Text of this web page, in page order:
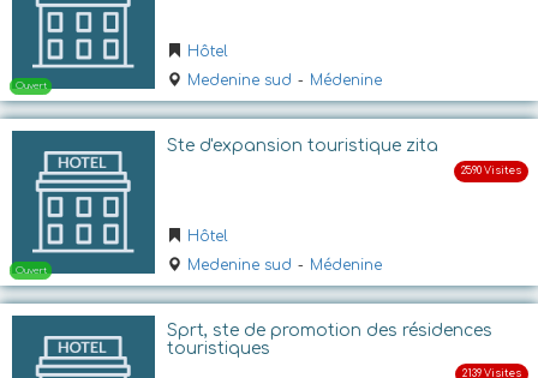
Ouvert
Hôtel
Medenine sud - Médenine
Ste d'expansion touristique zita
Hôtel
Medenine sud - Médenine
Sprt, ste de promotion des résidences
touristiques